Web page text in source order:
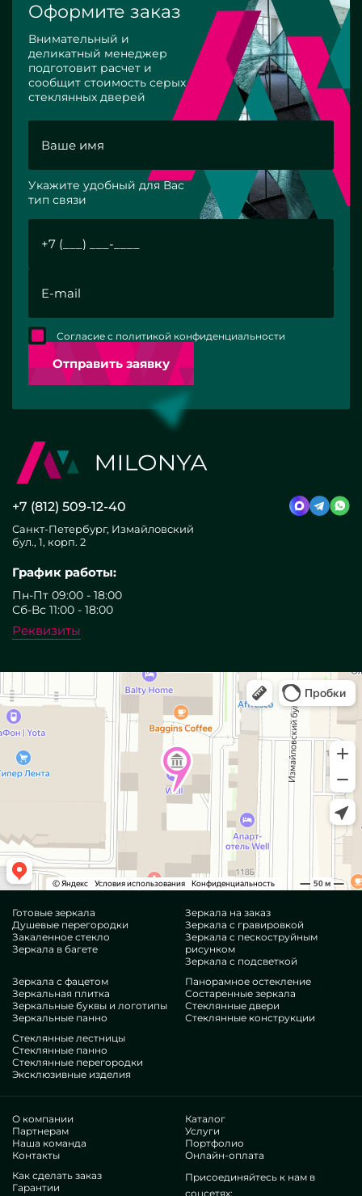
Оформите заказ
Внимательный и
деликатный менеджер
подготовит расчет и
сообщит стоимость серых
стеклянных дверей
Укажите удобный для Вас
тип связи
Отправить заявку
Согласие с политикой конфиденциальности
+7 (812) 509-12-40
Санкт-Петербург, Измайловский
бул., 1, корп. 2
График работы:
Пн-Пт 09:00 - 18:00
Сб-Вс 11:00 - 18:00
Реквизиты
Готовые зеркала
Душевые перегородки
Закаленное стекло
Зеркала в багете
Зеркала на заказ
Зеркала с гравировкой
Зеркала с пескоструйным
рисунком
Зеркала с подсветкой
Зеркала с фацетом
Зеркальная плитка
Зеркальные буквы и логотипы
Зеркальные панно
Панорамное остекление
Состаренные зеркала
Стеклянные двери
Стеклянные конструкции
Стеклянные лестницы
Стеклянные панно
Стеклянные перегородки
Эксклюзивные изделия
О компании
Партнерам
Наша команда
Контакты
Каталог
Услуги
Портфолио
Онлайн-оплата
Как сделать заказ
Гарантии
Присоединяйтесь к нам в
соцсетях: